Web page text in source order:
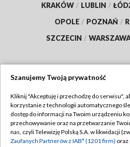
KRAKÓW / LUBLIN /
OPOLE / POZNAŃ /
SZCZECIN /
TVP
Abonament TVP
Emisja w TVP
Regulamin
Polityka
Szanujemy Twoją prywatność
Kliknij "Akceptuję i przechodzę do serwisu",
korzystanie z technologii automatycznego
dostęp do informacji na Twoim urządzeniu
przechowywanie oraz na przetwarzanie
nas, czyli Telewizję Polską S.A. w likwidacji
Zaufanych Partnerów z IAB* (1201 firm) oraz